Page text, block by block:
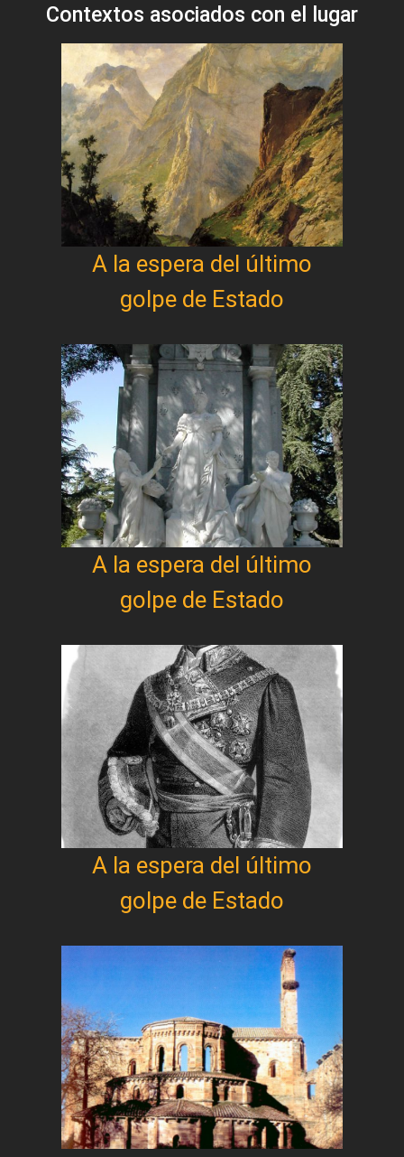
Contextos asociados con el lugar
A la espera del último
golpe de Estado
A la espera del último
golpe de Estado
A la espera del último
golpe de Estado